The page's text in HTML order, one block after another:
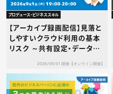
プロデュース・ビジネススキル
【アーカイブ録画配信】見落と
しやすいクラウド利用の基本
リスク ～共有設定・データ送
当に大丈夫？～2026/09/01 開催【オンライン開催】